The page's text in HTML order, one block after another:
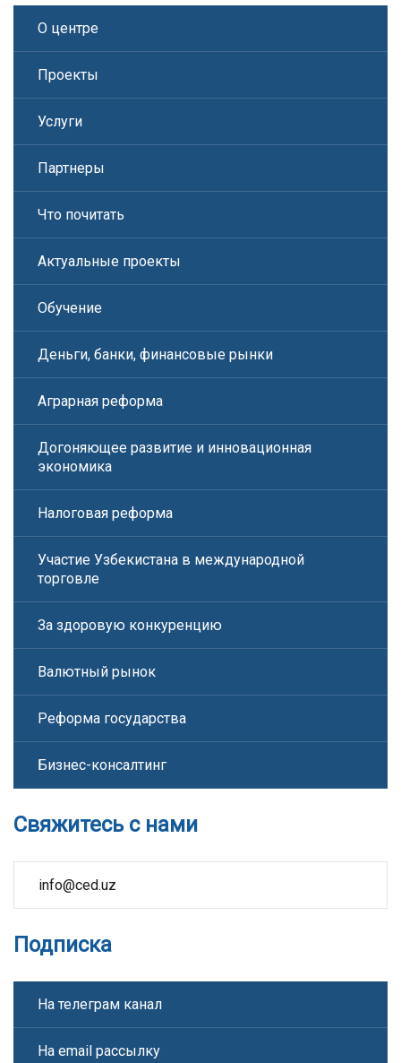
О центре
Проекты
Услуги
Партнеры
Что почитать
Актуальные проекты
Обучение
Деньги, банки, финансовые рынки
Аграрная реформа
Догоняющее развитие и инновационная
экономика
Налоговая реформа
Участие Узбекистана в международной
торговле
За здоровую конкуренцию
Валютный рынок
Реформа государства
Бизнес-консалтинг
Свяжитесь с нами
info@ced.uz
Подписка
На телеграм канал
На email рассылку